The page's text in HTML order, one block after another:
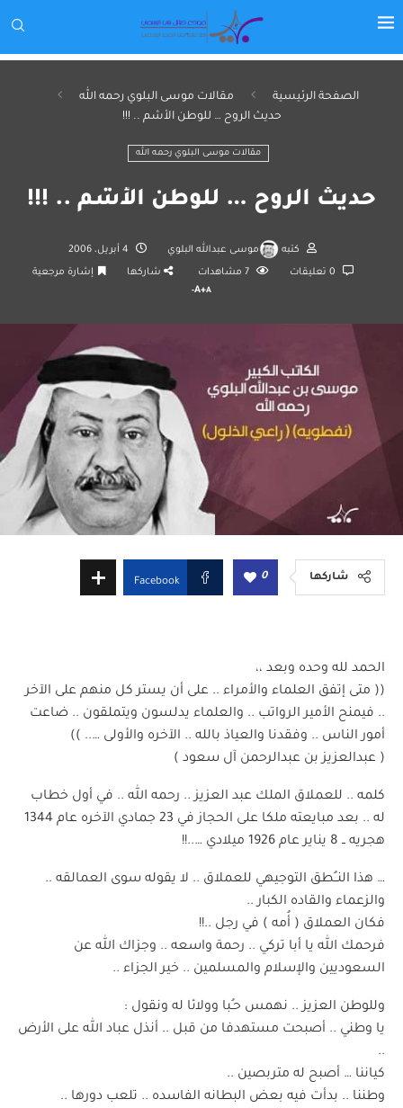
الصفحة الرئيسية
مقالات موسى البلوي رحمه الله
حديث الروح … للوطن الأشم .. !!!
مقالات موسى البلوي رحمه الله
حديث الروح … للوطن الأشم .. !!!
كتبه موسى عبدالله البلوي 4 أبريل، 2006
7 مشاهدات شاركها
إشارة مرجعية
A+A-
شاركها 0
Facebook
الحمد لله وحده وبعد ،،
(( متى إتفق العلماء والأمراء .. على أن يستر كل منهم على الآخر
.. فيمنح الأمير الرواتب .. والعلماء يدلسون ويتملقون .. ضاعت
أمور الناس .. وفقدنا والعياذ بالله .. الآخره والأولى ….. ))
( عبدالعزيز بن عبدالرحمن آل سعود )
كلمه .. للعملاق الملك عبد العزيز .. رحمه الله .. في أول خطاب
له .. بعد مبايعته ملكا على الحجاز في 23 جمادي الآخره عام 1344
هجريه ــ 8 يناير عام 1926 ميلادي …..!!
… هذا النــُطق التوجيهي للعملاق .. لا يقوله سوى العمالقه ..
والزعماء والقاده الكبار ..
فكان العملاق ( أُمه ) في رجل ..!!
فرحمك الله يا أبا تركي .. رحمة واسعه .. وجزاك الله عن
السعوديين والإسلام والمسلمين .. خير الجزاء ..
وللوطن العزيز .. نهمس حـُبا وولائا له ونقول :
يا وطني .. أصبحت مستهدفا من قبل .. أنذل عباد الله على الأرض
..
كياننا … أصبح له متربصين ..
وطننا .. بدأت فيه بعض البطانه الفاسده .. تلعب دورها ..